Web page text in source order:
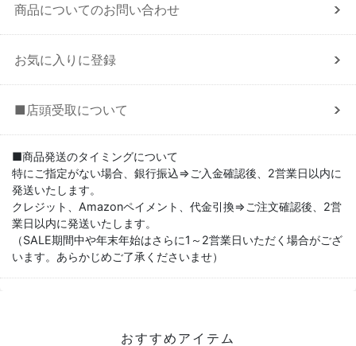
商品についてのお問い合わせ
お気に入りに登録
■店頭受取について
■商品発送のタイミングについて
特にご指定がない場合、銀行振込⇒ご入金確認後、2営業日以内に
発送いたします。
クレジット、Amazonペイメント、代金引換⇒ご注文確認後、2営
業日以内に発送いたします。
（SALE期間中や年末年始はさらに1～2営業日いただく場合がござ
います。あらかじめご了承くださいませ）
おすすめアイテム